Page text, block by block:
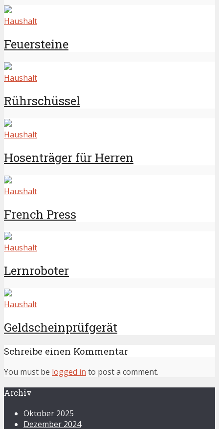
Haushalt
Feuersteine
Haushalt
Rührschüssel
Haushalt
Hosenträger für Herren
Haushalt
French Press
Haushalt
Lernroboter
Haushalt
Geldscheinprüfgerät
Schreibe einen Kommentar
You must be logged in to post a comment.
Archiv
Oktober 2025
Dezember 2024